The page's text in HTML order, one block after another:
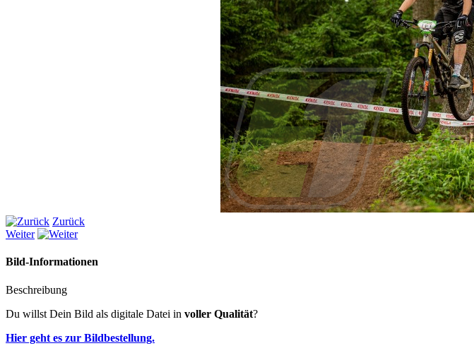
Zurück
Weiter
Bild-Informationen
Beschreibung
Du willst Dein Bild als digitale Datei in voller Qualität?
Hier geht es zur Bildbestellung.